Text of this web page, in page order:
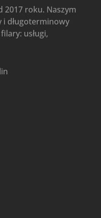
roku. Naszym
i długoterminowy
usługi,